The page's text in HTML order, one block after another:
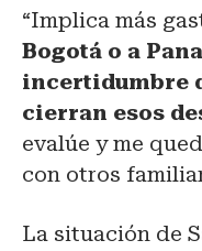
“Implica más
Bogotá o a
incertidumbre
cierran esos
evalúe y me
con otros
La situación de